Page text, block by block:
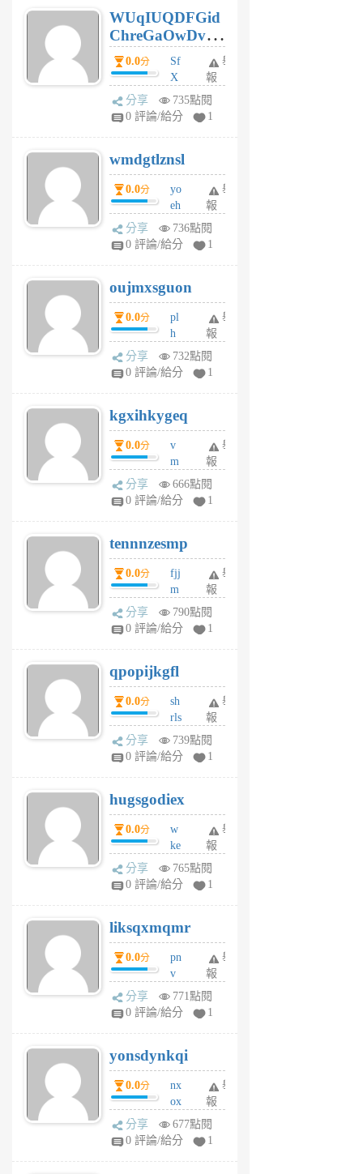
個
月
前
WUqIUQDFGid
ChreGaOwDv
dY0.0分
Sf
X
Pe
Jc
R
P
m
v
A
V
個
月
前
舉
報
分享
735點閱
0 評論/給分
1
wmdgtlznsl
0.0分
yo
eh
ld
gy
個
月
前
舉
報
分享
736點閱
0 評論/給分
1
oujmxsguon
0.0分
pl
h
wi
w
6
個
月
前
舉
報
分享
732點閱
0 評論/給分
1
kgxihkygeq
0.0分
v
m
sg
sr
6
個
月
前
舉
報
分享
666點閱
0 評論/給分
1
tennnzesmp
0.0分
fjj
m
w
rs
6
個
月
前
舉
報
分享
790點閱
0 評論/給分
1
qpopijkgfl
0.0分
sh
rls
k
m
6
個
月
前
舉
報
分享
739點閱
0 評論/給分
1
hugsgodiex
0.0分
w
ke
rv
pj
6
個
月
前
舉
報
分享
765點閱
0 評論/給分
1
liksqxmqmr
0.0分
pn
v
wt
sv
6
個
月
前
舉
報
分享
771點閱
0 評論/給分
1
yonsdynkqi
0.0分
nx
ox
rh
pe
舉
報
分享
677點閱
0 評論/給分
1